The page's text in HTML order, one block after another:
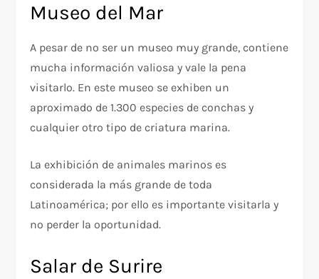
Museo del Mar
A pesar de no ser un museo muy grande, contiene
mucha información valiosa y vale la pena
visitarlo. En este museo se exhiben un
aproximado de 1.300 especies de conchas y
cualquier otro tipo de criatura marina.
La exhibición de animales marinos es
considerada la más grande de toda
Latinoamérica; por ello es importante visitarla y
no perder la oportunidad.
Salar de Surire